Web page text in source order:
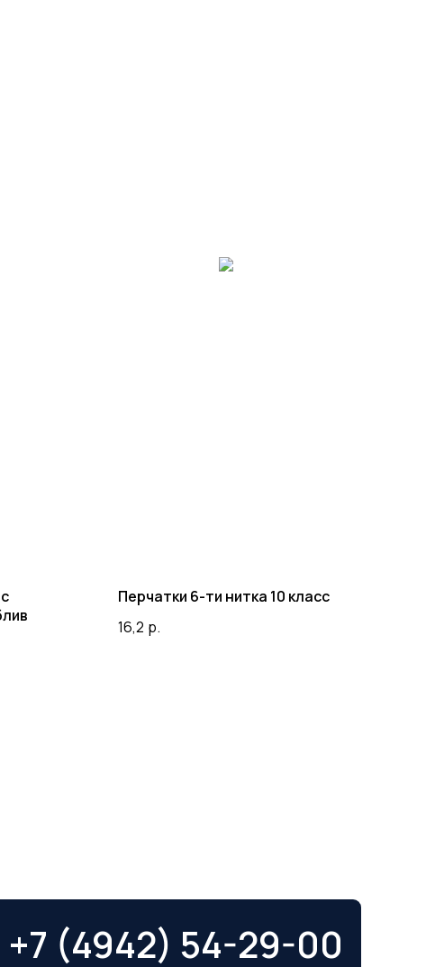
Перчатки 6-ти нитка 10 класс
16,2 р.
+7 (4942) 54-29-00